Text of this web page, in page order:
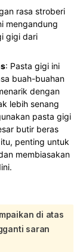
rasa stroberi
mengandung
gigi dari
: Pasta gigi ini
buah-buahan
dengan
lebih senang
pasta gigi
butir beras
penting untuk
membiasakan
di atas
saran